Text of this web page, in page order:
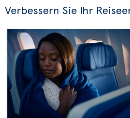
Verbessern Sie Ihr